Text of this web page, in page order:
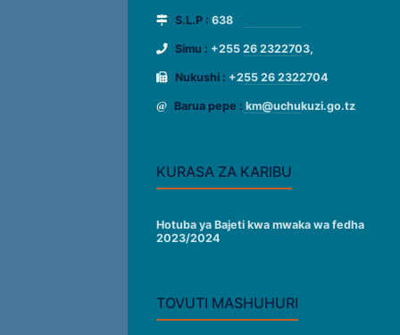
S.L.P : 638
Simu : +255 26 2322703,
Nukushi : +255 26 2322704
Barua pepe : km@uchukuzi.go.tz
KURASA ZA KARIBU
Hotuba ya Bajeti kwa mwaka wa fedha
2023/2024
TOVUTI MASHUHURI